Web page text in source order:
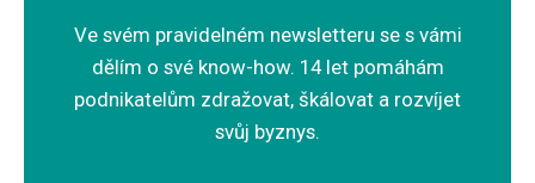
Ve svém pravidelném newsletteru se s vámi
dělím o své know-how. 14 let pomáhám
podnikatelům zdražovat, škálovat a rozvíjet
svůj byznys.